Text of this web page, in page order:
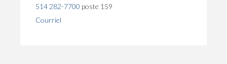
514 282-7700 poste 159
Courriel